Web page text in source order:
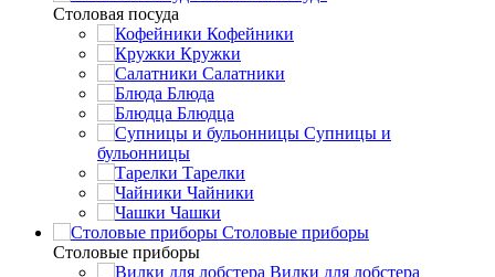
Столовая посуда
Кофейники
Кружки
Салатники
Блюда
Блюдца
Супницы и
бульонницы
Тарелки
Чайники
Чашки
Cтоловые приборы
Cтоловые приборы
Вилки для лобстера